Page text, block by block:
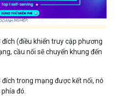
(điều khiển truy cập phương
nối sẽ chuyển khung đến
trong mạng được kết nối, nó
đó.